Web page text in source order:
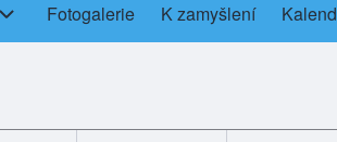
Zveme... sub-navigation
Fotogalerie
(opens in new tab)K zamyšlení